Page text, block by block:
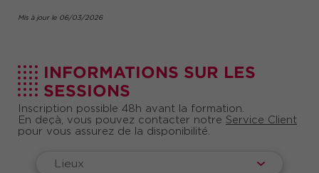
Mis à jour le 06/03/2026
INFORMATIONS SUR LES
SESSIONS
Inscription possible 48h avant la formation.
En deçà, vous pouvez contacter notre Service Client
pour vous assurez de la disponibilité.
Lieux